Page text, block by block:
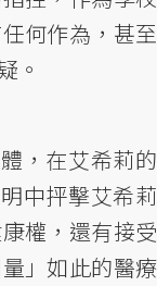
何作為，甚至
。
，在艾希莉的
明中抨擊艾希莉
權，還有接受
」如此的醫療